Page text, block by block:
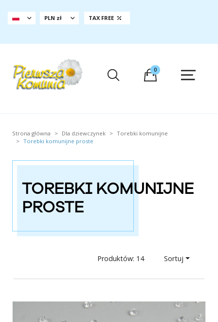
PLN zł TAX FREE
0
Strona główna Dla dziewczynek
Torebki komunijne
Torebki komunijne proste
TOREBKI KOMUNIJNE
PROSTE
Produktów: 14 Sortuj